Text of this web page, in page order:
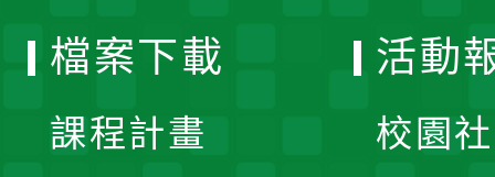
檔案下載
課程計畫
活動
校園